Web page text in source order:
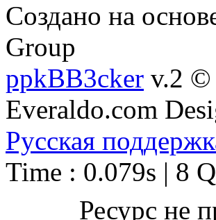
Создано на
Group
ppkBB3cker v.2 ©
Everaldo.com
Русская
Time : 0.079s | 8
Ресурс не